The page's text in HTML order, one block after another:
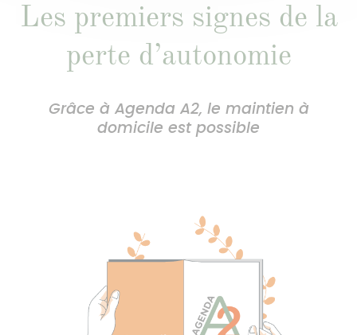
Les premiers signes de la
perte d’autonomie
Grâce à Agenda A2, le maintien à
domicile est possible